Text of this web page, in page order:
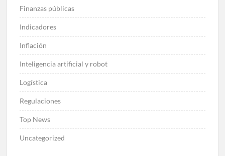
Finanzas públicas
Indicadores
Inflación
Inteligencia artificial y robot
Logística
Regulaciones
Top News
Uncategorized